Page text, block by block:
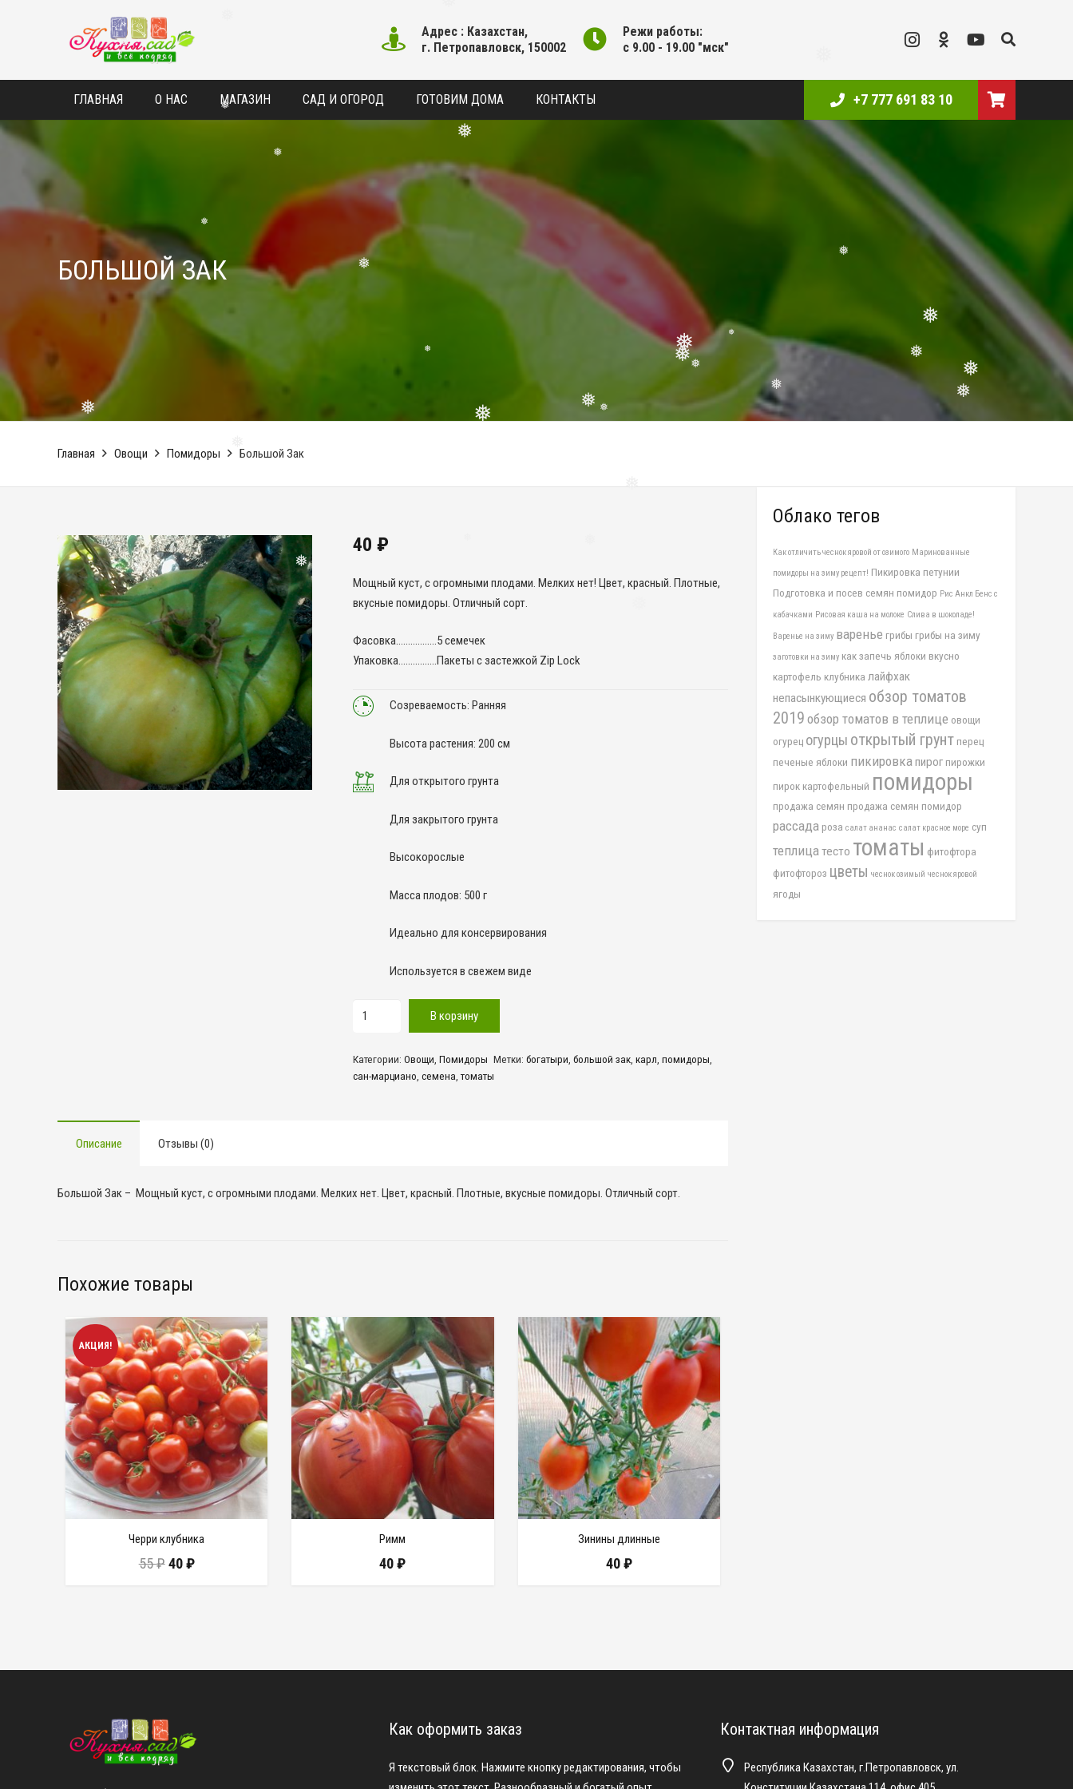
❅
❅
❅
❅
❅
❅ ❅
❅
❅
❅
❅
❅
❅
❅
Адрес : Казахстан,
г. Петропавловск, 150002
Режи работы:
с 9.00 - 19.00 "мск"
ГЛАВНАЯ О НАС МАГАЗИН САД И ОГОРОД ГОТОВИМ ДОМА КОНТАКТЫ +7 777 691 83 10
БОЛЬШОЙ ЗАК
Главная Овощи Помидоры Большой Зак
40 ₽
Мощный куст, с огромными плодами. Мелких нет! Цвет, красный. Плотные,
вкусные помидоры. Отличный сорт.
Фасовка……………..5 семечек
Упаковка…………….Пакеты с застежкой Zip Lock
Созреваемость: Ранняя
Высота растения: 200 см
Для открытого грунта
Для закрытого грунта
Высокорослые
Масса плодов: 500 г
Идеально для консервирования
Используется в свежем виде
Количество
Зак
В корзину
Категории: Овощи Помидоры Метки:богатыри ,большой зак ,карл ,помидоры
сан-марциано семена томаты
Описание Отзывы (0)
Большой Зак – Мощный куст, с огромными плодами. Мелких нет. Цвет, красный. Плотные, вкусные помидоры. Отличный сорт.
Похожие товары
АКЦИЯ!
Черри клубника
55₽ 40₽
Римм
40₽
Зинины длинные
40₽
Облако тегов
Как отличить чеснок яровой от озимого Маринованные
помидоры на зиму рецепт! Пикировка петунии
Подготовка и посев семян помидор Рис Анкл Бенс с
кабачками Рисовая каша на молоке Слива в шоколаде!
Варенье на зиму варенье грибы грибы на зиму
заготовки на зиму как запечь яблоки вкусно
картофель клубника лайфхак
непасынкующиеся обзор томатов
2019 обзор томатов в теплице овощи
огурец огурцы открытый грунт перец
печеные яблоки пикировкапирог пирожки
пирок картофельный помидоры
продажа семян продажа семян помидор
рассада роза салат ананас салат красное море суп
теплицатесто томаты фитофтора
фитофтороз цветы чеснок озимый чеснок яровой
ягоды
Как оформить заказ
Я текстовый блок. Нажмите кнопку редактирования, чтобы
Контактная информация
Республика Казахстан, г.Петропавловск, ул.